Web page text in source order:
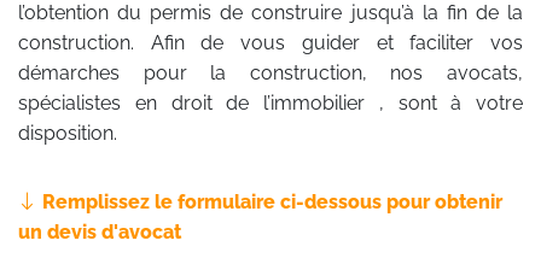
l’obtention du permis de construire jusqu’à la fin de la
construction. Afin de vous guider et faciliter vos
démarches pour la construction, nos avocats,
spécialistes en droit de l’immobilier , sont à votre
disposition.
Remplissez le formulaire ci-dessous pour obtenir
un devis d'avocat